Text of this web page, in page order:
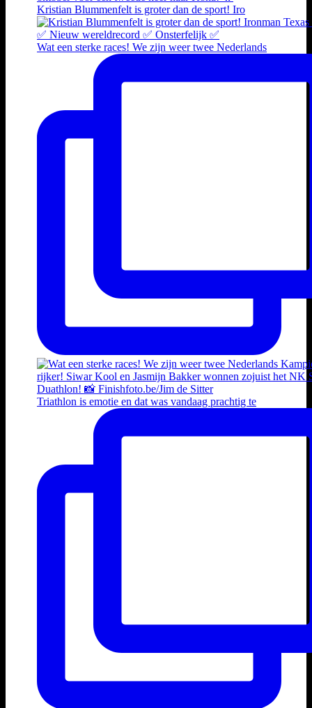
Kristian Blummenfelt is groter dan de sport! Iro
Wat een sterke races! We zijn weer twee Nederlands
Triathlon is emotie en dat was vandaag prachtig te